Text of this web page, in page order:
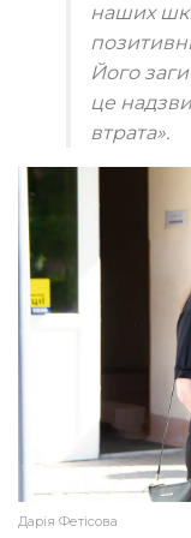
наших
Його
це
втрата».
Дарія Фетісова